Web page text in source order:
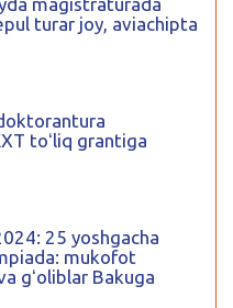
turar joy, aviachipta
toʻliq grantiga
25 yoshgacha
mukofot
gʻoliblar Bakuga